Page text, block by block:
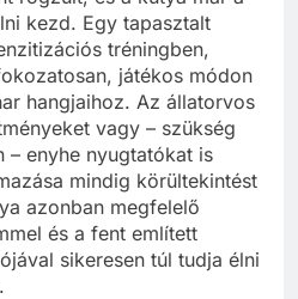
kezd. Egy tapasztalt
tréningben,
játékos módon
hangjaihoz. Az állatorvos
vagy – szükség
– enyhe nyugtatókat is
mindig körültekintést
azonban megfelelő
és a fent említett
sikeresen túl tudja élni